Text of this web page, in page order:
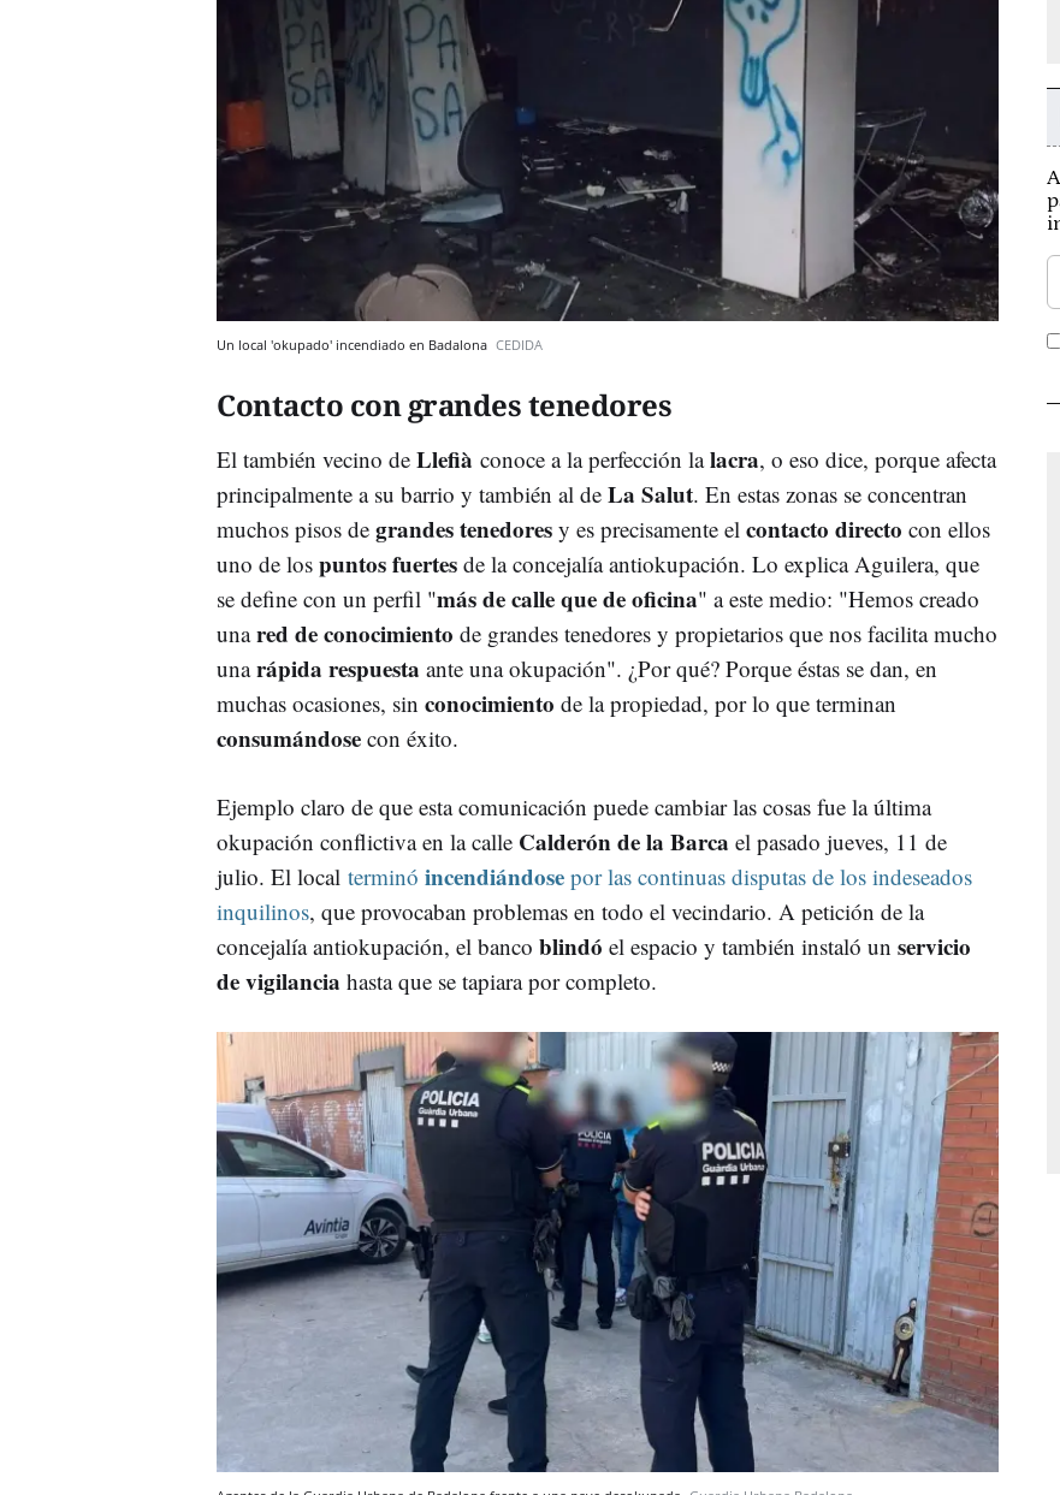
Un local 'okupado' incendiado en Badalona CEDIDA
Contacto con grandes tenedores
El también vecino de Llefià conoce a la perfección lalacra, o eso dice, porque afecta
principalmente a su barrio y también al de La Salut. En estas zonas se concentran
muchos pisos de grandes tenedores y es precisamente el contacto directo con ellos
uno de los puntos fuertes de la concejalía antiokupación. Lo explica Aguilera, que
se define con un perfil "más de calle que de oficina" a este medio: "Hemos creado
unared de conocimiento de grandes tenedores y propietarios que nos facilita mucho
unarápida respuesta ante una okupación". ¿Por qué? Porque éstas se dan, en
muchas ocasiones, sin conocimiento de la propiedad, por lo que terminan
consumándose con éxito.
Ejemplo claro de que esta comunicación puede cambiar las cosas fue la última
okupación conflictiva en la calle Calderón de la Barca el pasado jueves, 11 de
julio. El local terminó incendiándose por las continuas disputas de los indeseados
inquilinos, que provocaban problemas en todo el vecindario. A petición de la
concejalía antiokupación, el banco blindó el espacio y también instaló un servicio
de vigilancia hasta que se tapiara por completo.